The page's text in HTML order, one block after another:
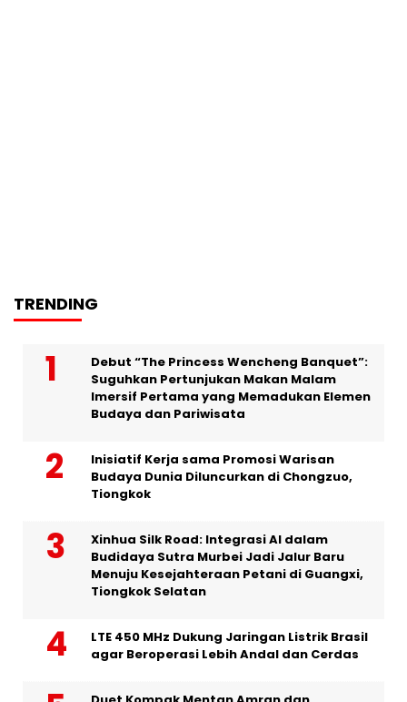
TRENDING
Debut “The Princess Wencheng Banquet”:
Suguhkan Pertunjukan Makan Malam
Imersif Pertama yang Memadukan Elemen
Budaya dan Pariwisata
Inisiatif Kerja sama Promosi Warisan
Budaya Dunia Diluncurkan di Chongzuo,
Tiongkok
Xinhua Silk Road: Integrasi AI dalam
Budidaya Sutra Murbei Jadi Jalur Baru
Menuju Kesejahteraan Petani di Guangxi,
Tiongkok Selatan
LTE 450 MHz Dukung Jaringan Listrik Brasil
agar Beroperasi Lebih Andal dan Cerdas